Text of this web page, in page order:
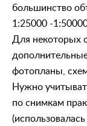
большинство
1:25000 -
Для некоторых
фотопланы,
Нужно
по снимкам